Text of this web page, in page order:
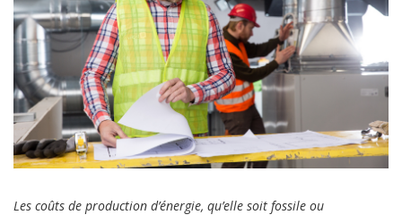
Les coûts de production d’énergie, qu’elle soit fossile ou